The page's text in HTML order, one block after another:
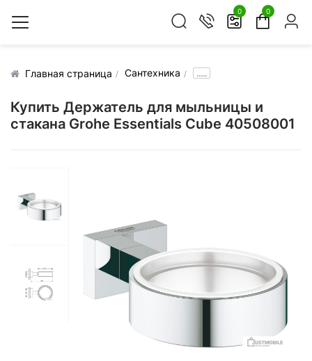
0 0
Главная страница Сантехника .....
Купить Держатель для мыльницы и
стакана Grohe Essentials Cube 40508001